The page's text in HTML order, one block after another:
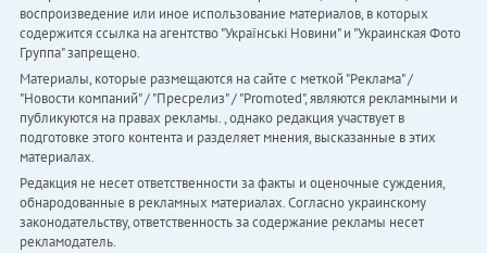
воспроизведение или иное использование материалов, в которых
содержится ссылка на агентство "Українськi Новини" и "Украинская Фото
Группа" запрещено.
Материалы, которые размещаются на сайте с меткой "Реклама" /
"Новости компаний" / "Пресрелиз" / "Promoted", являются рекламными и
публикуются на правах рекламы. , однако редакция участвует в
подготовке этого контента и разделяет мнения, высказанные в этих
материалах.
Редакция не несет ответственности за факты и оценочные суждения,
обнародованные в рекламных материалах. Согласно украинскому
законодательству, ответственность за содержание рекламы несет
рекламодатель.